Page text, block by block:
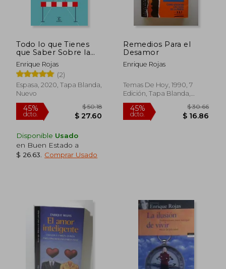
Todo lo que Tienes
que Saber Sobre la
Vida
Enrique Rojas
(2)
Espasa, 2020, Tapa Blanda,
Nuevo
Disponible Usado
en Buen Estado a
$ 26.63
Comprar Usado
Remedios Para el
Desamor
Enrique Rojas
Temas De Hoy, 1990, 7
Edición, Tapa Blanda,
Usado